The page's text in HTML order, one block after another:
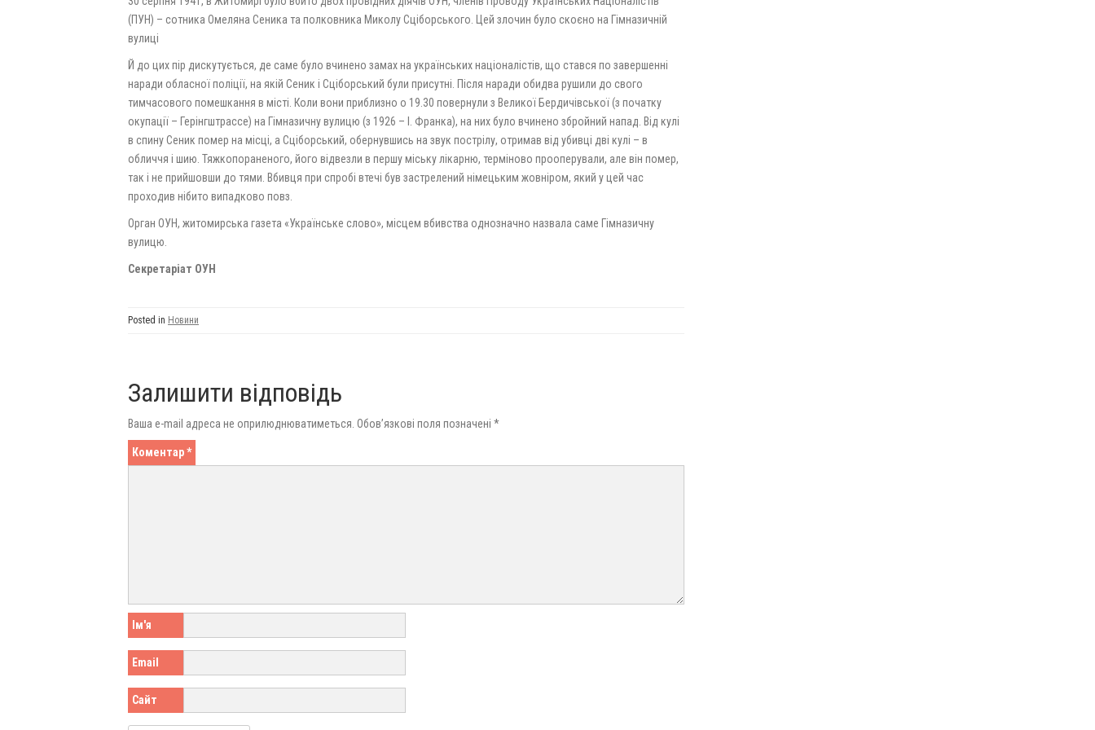
(ПУН) – сотника Омеляна Сеника та полковника Миколу Сціборського. Цей злочин було скоєно на Гімназичній
вулиці
Й до цих пір дискутується, де саме було вчинено замах на українських націоналістів, що стався по завершенні
наради обласної поліції, на якій Сеник і Сціборський були присутні. Після наради обидва рушили до свого
тимчасового помешкання в місті. Коли вони приблизно о 19.30 повернули з Великої Бердичівської (з початку
окупації – Герінгштрассе) на Гімназичну вулицю (з 1926 – І. Франка), на них було вчинено збройний напад. Від кулі
в спину Сеник помер на місці, а Сціборський, обернувшись на звук пострілу, отримав від убивці дві кулі – в
обличчя і шию. Тяжкопораненого, його відвезли в першу міську лікарню, терміново прооперували, але він помер,
так і не прийшовши до тями. Вбивця при спробі втечі був застрелений німецьким жовніром, який у цей час
проходив нібито випадково повз.
Орган ОУН, житомирська газета «Українське слово», місцем вбивства однозначно назвала саме Гімназичну
вулицю.
Секретаріат ОУН
Posted in Новини
Залишити відповідь
Ваша e-mail адреса не оприлюднюватиметься. Обов’язкові поля позначені *
Коментар*
Ім'я
Email
Сайт